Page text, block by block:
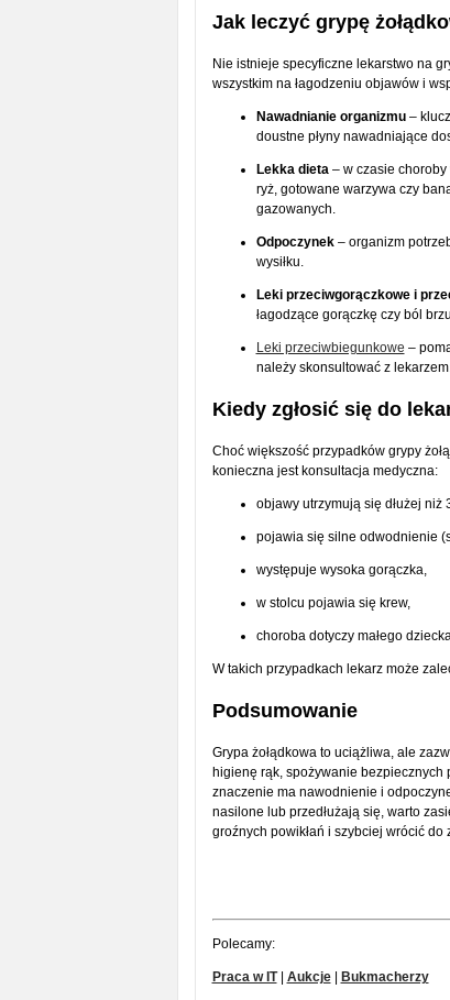
Jak leczyć grypę
Nie istnieje specyficzne lekarstwo na
wszystkim na łagodzeniu objawów i
Nawadnianie organizmu–
doustne płyny nawadniające
Lekka dieta– w czasie choroby
ryż, gotowane warzywa czy
gazowanych.
Odpoczynek– organizm
wysiłku.
Leki przeciwgorączkowe i
łagodzące gorączkę czy ból
Leki przeciwbiegunkowe –
należy skonsultować z
Kiedy zgłosić się do
Choć większość przypadków grypy
konieczna jest konsultacja medyczna:
objawy utrzymują się dłużej niż
pojawia się silne odwodnienie
występuje wysoka gorączka,
w stolcu pojawia się krew,
choroba dotyczy małego
W takich przypadkach lekarz może
Podsumowanie
Grypa żołądkowa to uciążliwa, ale
higienę rąk, spożywanie bezpiecznych
znaczenie ma nawodnienie i
nasilone lub przedłużają się, warto
groźnych powikłań i szybciej wrócić do
Polecamy:
Praca w IT| Aukcje| Bukmacherzy